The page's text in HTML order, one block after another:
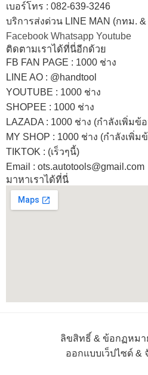
เบอร์โทร : 082-639-3246
บริการส่งด่วน LINE MAN (กทม. &
Facebook Whatsapp Youtube
ติดตามเราได้ที่นี่อีกด้วย
FB FAN PAGE : 1000 ช่าง
LINE AO : @handtool
YOUTUBE : 1000 ช่าง
SHOPEE : 1000 ช่าง
LAZADA : 1000 ช่าง (กำลังเพิ่มข้
MY SHOP : 1000 ช่าง (กำลังเพิ่ม
TIKTOK : (เร็วๆนี้)
Email : ots.autotools@gmail.com
มาหาเราได้ที่นี่
ลิขสิทธิ์ & ข้อกฏหมา
ออกแบบเว็ปไซด์ &